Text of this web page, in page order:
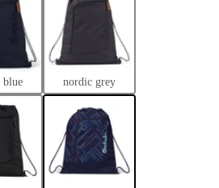
blue nordic grey